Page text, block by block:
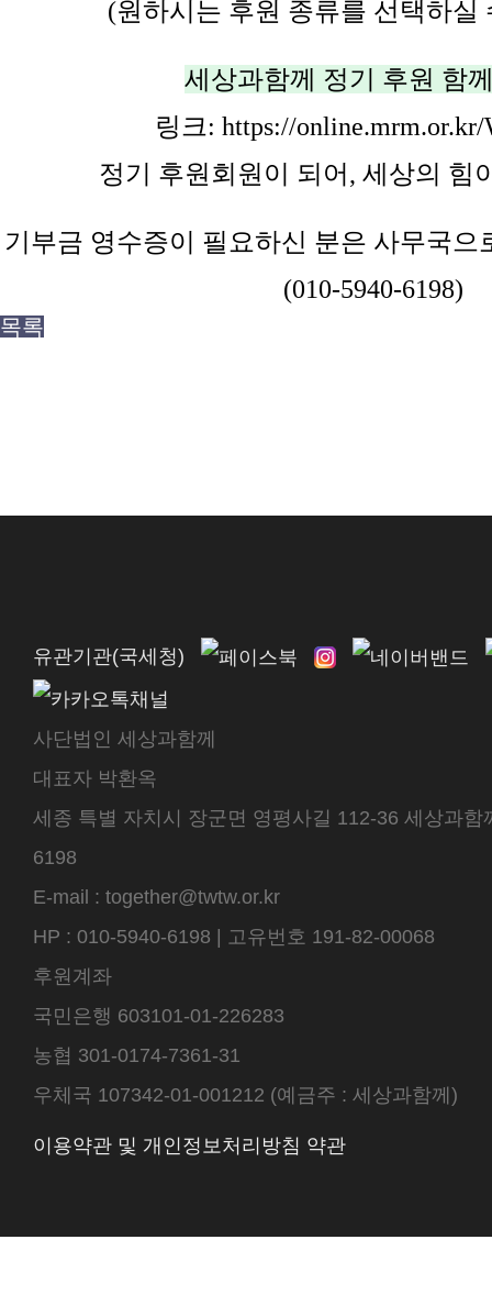
(원하시는 후원 종류를 선택하실
세상과함께 정기 후원 함
링크: https://online.mrm.or.kr/
정기 후원회원이 되어, 세상의 힘
기부금 영수증이 필요하신 분은 사무국으
(010-5940-6198)
목록
유관기관(국세청)
사단법인 세상과함께
대표자 박환옥
세종 특별 자치시 장군면 영평사길 112-36 세상과
6198
E-mail : together@twtw.or.kr
HP : 010-5940-6198 | 고유번호 191-82-00068
후원계좌
국민은행 603101-01-226283
농협 301-0174-7361-31
우체국 107342-01-001212 (예금주 : 세상과함께)
이용약관 및 개인정보처리방침 약관